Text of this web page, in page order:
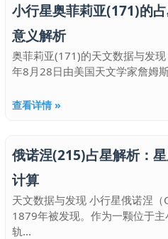
小行星奥菲莉亚(171)的
意义解析
奥菲莉亚(171)的天文数据与发
年8月28日由美国天文学家詹姆
查看详情 »
俄诺涅(215)占星解析：
计算
天文数据与发现 小行星俄诺涅
1879年被发现。作为一颗位于
轨...